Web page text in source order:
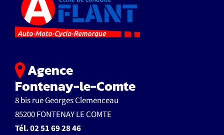
Agence
Fontenay-le-Comte
8 bis rue Georges Clemenceau
85200 FONTENAY LE COMTE
Tél.02 51 69 28 46